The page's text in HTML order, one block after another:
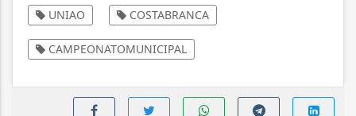
UNIAO COSTABRANCA
CAMPEONATOMUNICIPAL